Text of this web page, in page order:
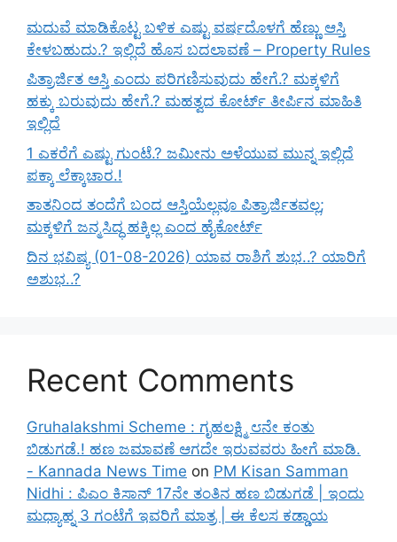
ಮದುವೆ ಮಾಡಿಕೊಟ್ಟ ಬಳಿಕ ಎಷ್ಟು ವರ್ಷದೊಳಗೆ ಹೆಣ್ಣು ಆಸ್ತಿ
ಕೇಳಬಹುದು.? ಇಲ್ಲಿದೆ ಹೊಸ ಬದಲಾವಣೆ – Property Rules
ಪಿತ್ರಾರ್ಜಿತ ಆಸ್ತಿ ಎಂದು ಪರಿಗಣಿಸುವುದು ಹೇಗೆ.? ಮಕ್ಕಳಿಗೆ
ಹಕ್ಕು ಬರುವುದು ಹೇಗೆ.? ಮಹತ್ವದ ಕೋರ್ಟ್ ತೀರ್ಪಿನ ಮಾಹಿತಿ
ಇಲ್ಲಿದೆ
1 ಎಕರೆಗೆ ಎಷ್ಟು ಗುಂಟೆ.? ಜಮೀನು ಅಳೆಯುವ ಮುನ್ನ ಇಲ್ಲಿದೆ
ಪಕ್ಕಾ ಲೆಕ್ಕಾಚಾರ.!
ತಾತನಿಂದ ತಂದೆಗೆ ಬಂದ ಆಸ್ತಿಯೆಲ್ಲವೂ ಪಿತ್ರಾರ್ಜಿತವಲ್ಲ;
ಮಕ್ಕಳಿಗೆ ಜನ್ಮಸಿದ್ಧ ಹಕ್ಕಿಲ್ಲ ಎಂದ ಹೈಕೋರ್ಟ್
ದಿನ ಭವಿಷ್ಯ (01-08-2026) ಯಾವ ರಾಶಿಗೆ ಶುಭ..? ಯಾರಿಗೆ
ಅಶುಭ..?
Recent Comments
Gruhalakshmi Scheme : ಗೃಹಲಕ್ಷ್ಮಿ ೮ನೇ ಕಂತು
ಬಿಡುಗಡೆ.! ಹಣ ಜಮಾವಣೆ ಆಗದೇ ಇರುವವರು ಹೀಗೆ ಮಾಡಿ.
- Kannada News Time on PM Kisan Samman
Nidhi : ಪಿಎಂ ಕಿಸಾನ್ 17ನೇ ತಂತಿನ ಹಣ ಬಿಡುಗಡೆ | ಇಂದು
ಮಧ್ಯಾಹ್ನ 3 ಗಂಟೆಗೆ ಇವರಿಗೆ ಮಾತ್ರ | ಈ ಕೆಲಸ ಕಡ್ಡಾಯ